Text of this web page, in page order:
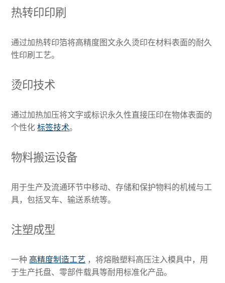
热转印印刷
通过加热转印箔将高精度图文永久烫印在材料表面的耐久
性印刷工艺。
烫印技术
通过加热加压将文字或标识永久性直接压印在物体表面的
个性化标签技术。
物料搬运设备
用于生产及流通环节中移动、存储和保护物料的机械与工
具，包括叉车、输送系统等。
注塑成型
一种 高精度制造工艺 ，将熔融塑料高压注入模具中，用
于生产托盘、零部件载具等耐用标准化产品。